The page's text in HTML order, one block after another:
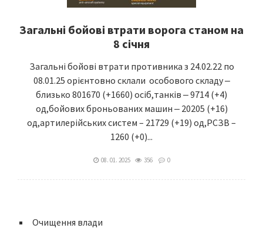
Загальні бойові втрати ворога станом на
8 січня
Загальні бойові втрати противника з 24.02.22 по
08.01.25 орієнтовно склали особового складу ‒
близько 801670 (+1660) осіб,танків ‒ 9714 (+4)
од,бойових броньованих машин ‒ 20205 (+16)
од,артилерійських систем – 21729 (+19) од,РСЗВ –
1260 (+0)...
08. 01. 2025 356 0
Очищення влади